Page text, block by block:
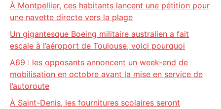
À Montpellier, ces habitants lancent une pétition pour
une navette directe vers la plage
Un gigantesque Boeing militaire australien a fait
escale à l’aéroport de Toulouse, voici pourquoi
A69 : les opposants annoncent un week-end de
mobilisation en octobre avant la mise en service de
l’autoroute
À Saint-Denis, les fournitures scolaires seront